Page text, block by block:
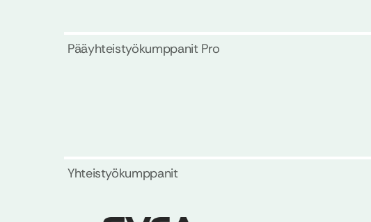
Pääyhteistyökumppanit Pro
Yhteistyökumppanit